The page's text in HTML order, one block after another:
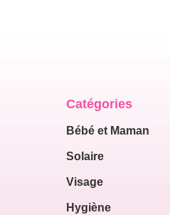
Catégories
Bébé et Maman
Solaire
Visage
Hygiène